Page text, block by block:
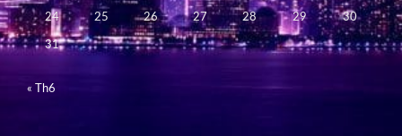
24 25 26 27 28 29 30
31
« Th6